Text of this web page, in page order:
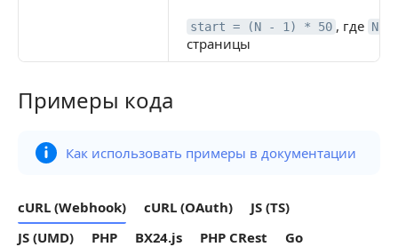
start = (N - 1) * 50 , где N
страницы
Примеры кода
Примеры кода
Как использовать примеры в документации
cURL (Webhook) cURL (OAuth)
JS (TS)
JS (UMD)
PHP BX24.js PHP CRest Go